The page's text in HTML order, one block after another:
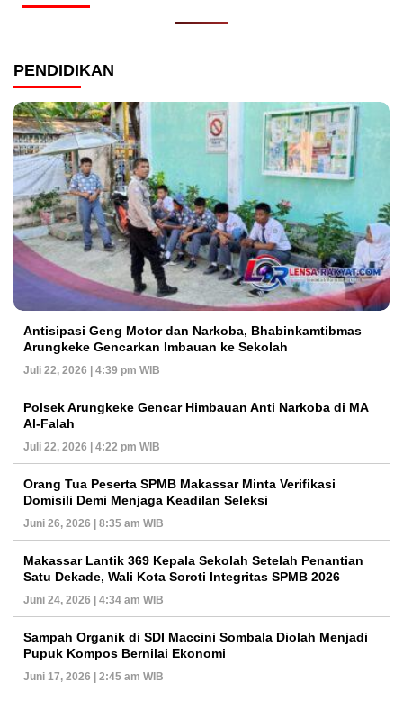
PENDIDIKAN
Antisipasi Geng Motor dan Narkoba, Bhabinkamtibmas
Arungkeke Gencarkan Imbauan ke Sekolah
Juli 22, 2026 | 4:39 pm WIB
Polsek Arungkeke Gencar Himbauan Anti Narkoba di MA
Al-Falah
Juli 22, 2026 | 4:22 pm WIB
Orang Tua Peserta SPMB Makassar Minta Verifikasi
Domisili Demi Menjaga Keadilan Seleksi
Juni 26, 2026 | 8:35 am WIB
Makassar Lantik 369 Kepala Sekolah Setelah Penantian
Satu Dekade, Wali Kota Soroti Integritas SPMB 2026
Juni 24, 2026 | 4:34 am WIB
Sampah Organik di SDI Maccini Sombala Diolah Menjadi
Pupuk Kompos Bernilai Ekonomi
Juni 17, 2026 | 2:45 am WIB